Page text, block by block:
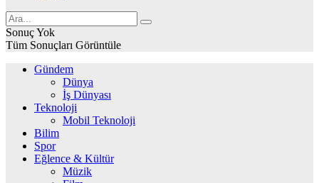
Sonuç Yok
Tüm Sonuçları Görüntüle
Gündem
Dünya
İş Dünyası
Teknoloji
Mobil Teknoloji
Bilim
Spor
Eğlence & Kültür
Müzik